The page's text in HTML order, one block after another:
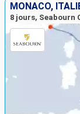
MONACO,
8 jours, Seabourn